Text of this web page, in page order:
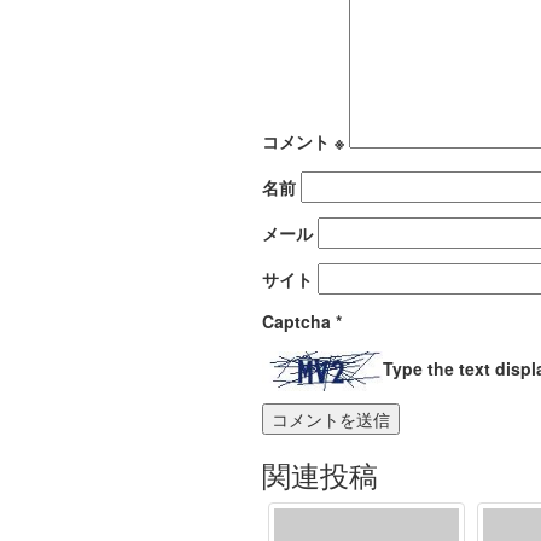
コメント ※
名前
メール
サイト
Captcha *
Type the text
関連投稿